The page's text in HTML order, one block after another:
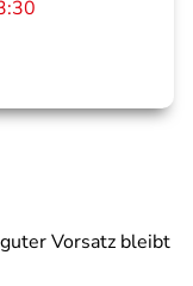
Vorsatz bleibt